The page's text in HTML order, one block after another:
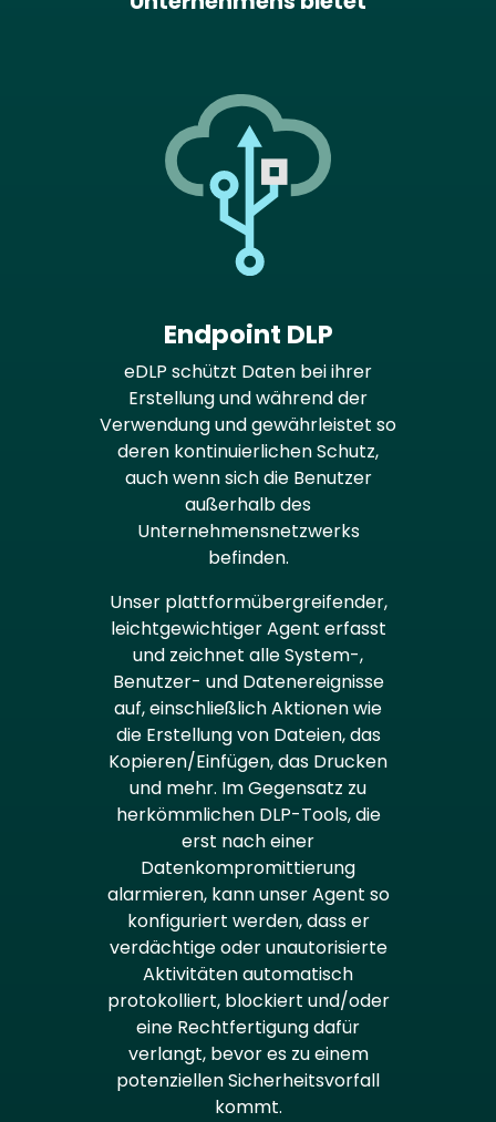
Endpoint DLP
eDLP schützt Daten bei ihrer
Erstellung und während der
Verwendung und gewährleistet so
deren kontinuierlichen Schutz,
auch wenn sich die Benutzer
außerhalb des
Unternehmensnetzwerks
befinden.
Unser plattformübergreifender,
leichtgewichtiger Agent erfasst
und zeichnet alle System-,
Benutzer- und Datenereignisse
auf, einschließlich Aktionen wie
die Erstellung von Dateien, das
Kopieren/Einfügen, das Drucken
und mehr. Im Gegensatz zu
herkömmlichen DLP-Tools, die
erst nach einer
Datenkompromittierung
alarmieren, kann unser Agent so
konfiguriert werden, dass er
verdächtige oder unautorisierte
Aktivitäten automatisch
protokolliert, blockiert und/oder
eine Rechtfertigung dafür
verlangt, bevor es zu einem
potenziellen Sicherheitsvorfall
kommt.